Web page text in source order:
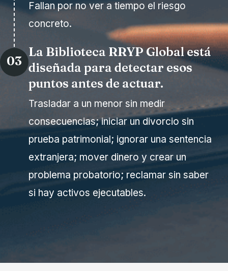
Fallan por no ver a tiempo el riesgo
concreto.
03
La Biblioteca RRYP Global está
diseñada para detectar esos
puntos antes de actuar.
Trasladar a un menor sin medir
consecuencias; iniciar un divorcio sin
prueba patrimonial; ignorar una sentencia
extranjera; mover dinero y crear un
problema probatorio; reclamar sin saber
si hay activos ejecutables.